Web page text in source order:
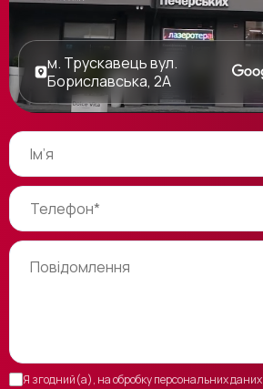
Я згодний(а), на обробку персональних даних
м. Трускавець вул.
Бориславська, 2А